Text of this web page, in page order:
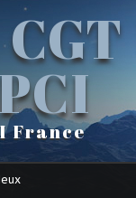
France